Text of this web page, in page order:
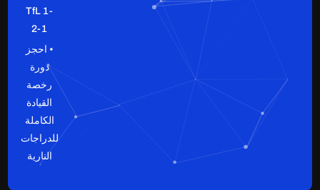
TfL 1-
2-1
• احجز
دورة
رخصة
القيادة
الكاملة
للدراجات
النارية